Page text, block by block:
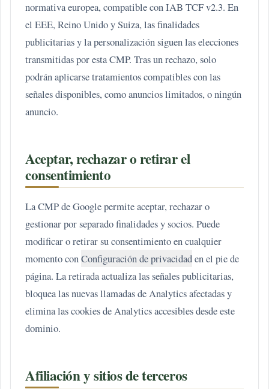
normativa europea, compatible con IAB TCF v2.3. En
el EEE, Reino Unido y Suiza, las finalidades
publicitarias y la personalización siguen las elecciones
transmitidas por esta CMP. Tras un rechazo, solo
podrán aplicarse tratamientos compatibles con las
señales disponibles, como anuncios limitados, o ningún
anuncio.
Aceptar, rechazar o retirar el
consentimiento
La CMP de Google permite aceptar, rechazar o
gestionar por separado finalidades y socios. Puede
modificar o retirar su consentimiento en cualquier
momento conConfiguración de privacidaden el pie de
página. La retirada actualiza las señales publicitarias,
bloquea las nuevas llamadas de Analytics afectadas y
elimina las cookies de Analytics accesibles desde este
dominio.
Afiliación y sitios de terceros